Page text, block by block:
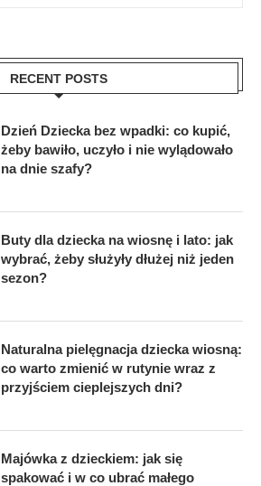
RECENT POSTS
Dzień Dziecka bez wpadki: co kupić,
żeby bawiło, uczyło i nie wylądowało
na dnie szafy?
Buty dla dziecka na wiosnę i lato: jak
wybrać, żeby służyły dłużej niż jeden
sezon?
Naturalna pielęgnacja dziecka wiosną:
co warto zmienić w rutynie wraz z
przyjściem cieplejszych dni?
Majówka z dzieckiem: jak się
spakować i w co ubrać małego